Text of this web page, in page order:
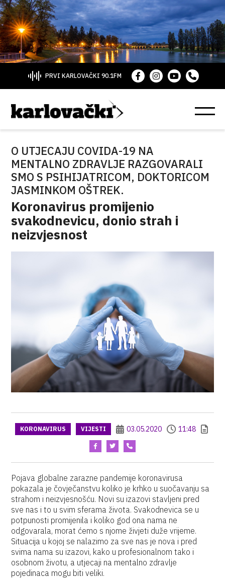
PRVI KARLOVAČKI 90.1FM
O UTJECAJU COVIDA-19 NA
MENTALNO ZDRAVLJE RAZGOVARALI
SMO S PSIHIJATRICOM, DOKTORICOM
JASMINKOM OŠTREK.
Koronavirus promijenio
svakodnevicu, donio strah i
neizvjesnost
KORONAVIRUS VIJESTI 03.05.2020 11:48
Pojava globalne zarazne pandemije koronavirusa
pokazala je čovječanstvu koliko je krhko u suočavanju sa
strahom i neizvjesnošću. Novi su izazovi stavljeni pred
sve nas i to u svim sferama života. Svakodnevica se u
potpunosti promijenila i koliko god ona nama ne
odgovarala, morat ćemo s njome živjeti duže vrijeme.
Situacija u kojoj se nalazimo za sve nas je nova i pred
svima nama su izazovi, kako u profesionalnom tako i
osobnom životu, a utjecaji na mentalno zdravlje
pojedinaca mogu biti veliki.